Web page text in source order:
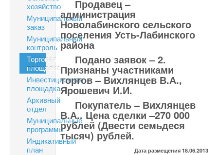
хозяйство
Муниципальный
заказ
Муниципальный
контроль
Торговая
площадка
Инвестиционная
площадка
Архивный
отдел
Муниципальные
программы
Индикативный
план
Продавец –
администрация
Новолабинского сельского
поселения Усть-Лабинского
района
Подано заявок – 2.
Признаны участниками
торгов – Вихлянцев В.А.,
Ярошевич И.И.
Покупатель – Вихлянцев
В.А.. Цена сделки –270 000
рублей (Двести семьдеся
тысяч) рублей.
Дата размещения 18.06.2013